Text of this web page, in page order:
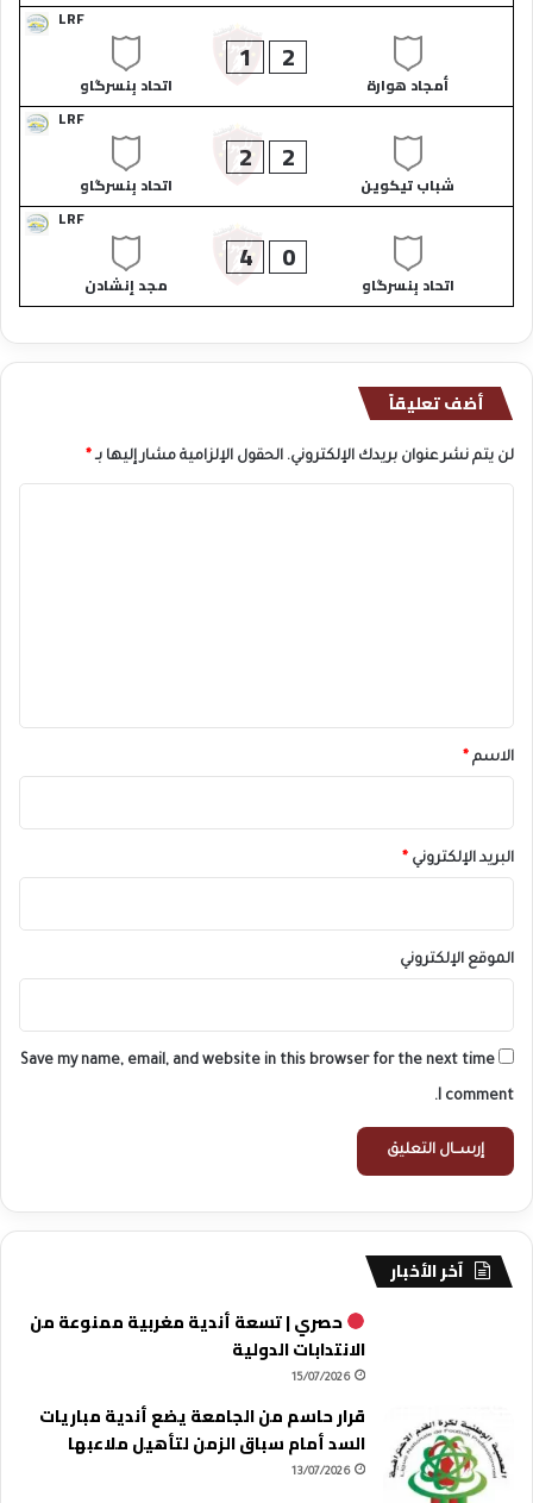
LRF
أمجاد هوارة​
2
1
اتحاد بِنسرگاو​
LRF
شباب تيكوين​
2
2
اتحاد بِنسرگاو​
LRF
اتحاد بِنسرگاو​
0
4
مجد إنشادن​
أضف تعليقاً
لن يتم نشر عنوان بريدك الإلكتروني. الحقول الإلزامية مشار إليها بـ *
*
الاسم *
البريد الإلكتروني *
الموقع الإلكتروني
Save my name, email, and website in this browser for the next time
I comment.
آخر الأخبار
حصري | تسعة أندية مغربية ممنوعة من
الانتدابات الدولية
15/07/2026
قرار حاسم من الجامعة يضع أندية مباريات
السد أمام سباق الزمن لتأهيل ملاعبها
13/07/2026